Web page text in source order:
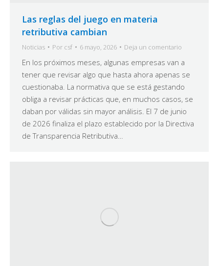
Las reglas del juego en materia
retributiva cambian
Noticias Por csf 6 mayo, 2026 Deja un comentario
En los próximos meses, algunas empresas van a
tener que revisar algo que hasta ahora apenas se
cuestionaba. La normativa que se está gestando
obliga a revisar prácticas que, en muchos casos, se
daban por válidas sin mayor análisis. El 7 de junio
de 2026 finaliza el plazo establecido por la Directiva
de Transparencia Retributiva…